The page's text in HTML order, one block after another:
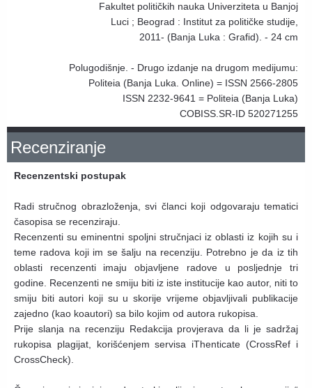
Fakultet političkih nauka Univerziteta u Banjoj
Luci ; Beograd : Institut za političke studije,
2011- (Banja Luka : Grafid). - 24 cm
Polugodišnje. - Drugo izdanje na drugom medijumu:
Politeia (Banja Luka. Online) = ISSN 2566-2805
ISSN 2232-9641 = Politeia (Banja Luka)
COBISS.SR-ID 520271255
Recenziranje
Recenzentski postupak
Radi stručnog obrazloženja, svi članci koji odgovaraju tematici
časopisa se recenziraju.
Recenzenti su eminentni spoljni stručnjaci iz oblasti iz kojih su i
teme radova koji im se šalju na recenziju. Potrebno je da iz tih
oblasti recenzenti imaju objavljene radove u posljednje tri
godine. Recenzenti ne smiju biti iz iste institucije kao autor, niti to
smiju biti autori koji su u skorije vrijeme objavljivali publikacije
zajedno (kao koautori) sa bilo kojim od autora rukopisa.
Prije slanja na recenziju Redakcija provjerava da li je sadržaj
rukopisa plagijat, korišćenjem servisa iThenticate (CrossRef i
CrossCheck).